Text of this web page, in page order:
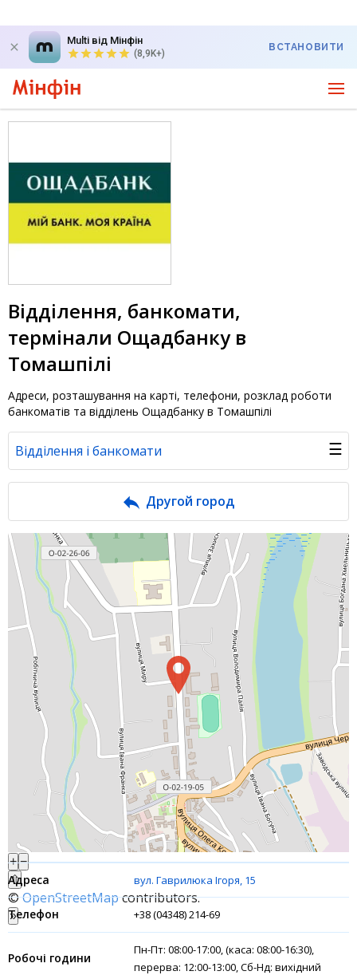
Multi від Мінфін
(8,9K+)
ВСТАНОВИТИ
Відділення, банкомати,
термінали Ощадбанку в
Томашпілі
Адреси, розташування на карті, телефони, розклад роботи
банкоматів та відділень Ощадбанку в Томашпілі
Відділення і банкомати
Відгуки
Депозити юр. осіб
Кредити для бізнеса
Інтернет-банкінг
Банки-партнери
Акції
Рахунки для бізнесу
Фінансові результати
☰
Другой город
+ −
⇧
©OpenStreetMapcontributors.
»
вул. Гаврилюка Ігоря, 15
+38 (04348) 214-69
Пн-Пт: 08:00-17:00, (каса: 08:00-16:30),
перерва: 12:00-13:00, Сб-Нд: вихідний